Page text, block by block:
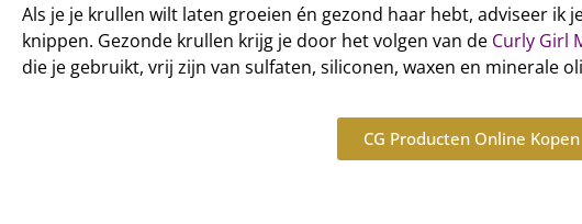
Als je je krullen wilt laten groeien én gezond haar hebt, adviseer ik
knippen. Gezonde krullen krijg je door het volgen van de Curly Girl
die je gebruikt, vrij zijn van sulfaten, siliconen, waxen en minerale
CG Producten Online Kopen